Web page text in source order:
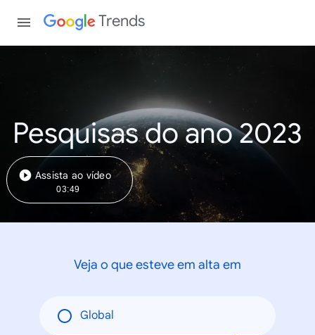
Trends
Pesquisas do ano 2023
Assista ao vídeo
03:49
Veja o que esteve em alta em
Global